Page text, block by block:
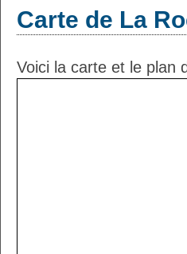
Carte de La
Voici la carte et le plan